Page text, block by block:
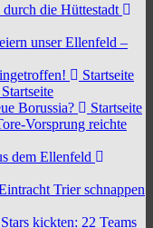
die Hüttestadt
unser Ellenfeld –
Startseite
Startseite
Borussia?
Startseite
Vorsprung reichte
dem Ellenfeld
Trier schnappen
kickten: 22 Teams